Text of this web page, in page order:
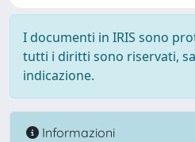
I documenti in IRIS sono
tutti i diritti sono riservati,
indicazione.
Informazioni